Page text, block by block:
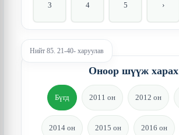
3 4 5 ›
Нийт 85. 21-40- харуулав
Оноор шүүж харах
Бүгд 2011 он 2012 он
2014 он 2015 он 2016 он